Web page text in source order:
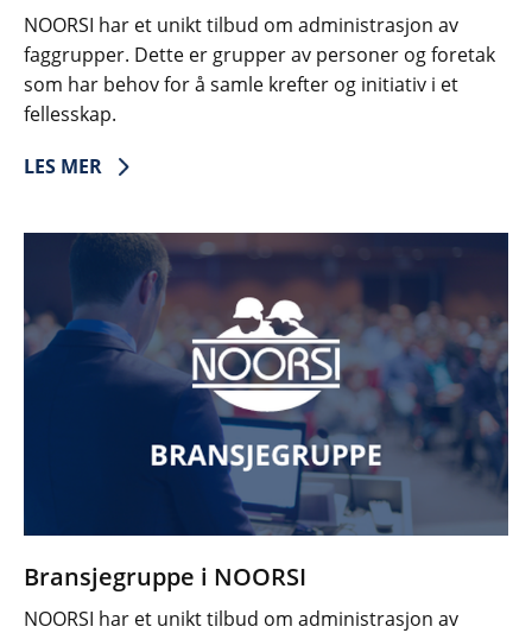
NOORSI har et unikt tilbud om administrasjon av
faggrupper. Dette er grupper av personer og foretak
som har behov for å samle krefter og initiativ i et
fellesskap.
LES MER
Bransjegruppe i NOORSI
NOORSI har et unikt tilbud om administrasjon av